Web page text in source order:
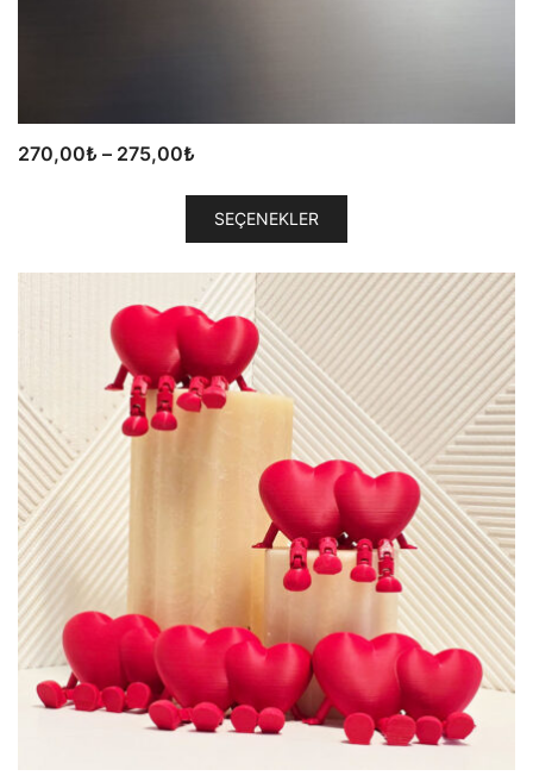
270,00₺ – 275,00₺
270,00₺
-
275,00₺
SEÇENEKLER
Bu
fazla
varyasyonu
var.
Seçenekler
ürün
sayfasından
seçilebilir